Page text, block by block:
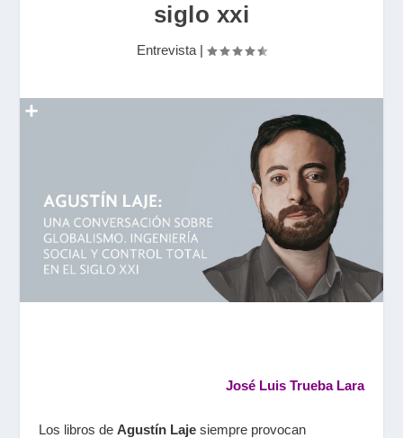
siglo xxi
Entrevista |
José Luis Trueba Lara
Los libros de Agustín Lajesiempre provocan